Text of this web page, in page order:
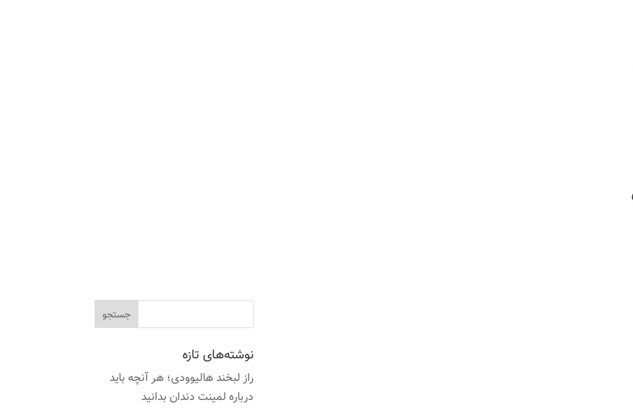
نوشته‌های تازه
راز لبخند هالیوودی؛ هر آنچه باید
درباره لمینت دندان بدانید